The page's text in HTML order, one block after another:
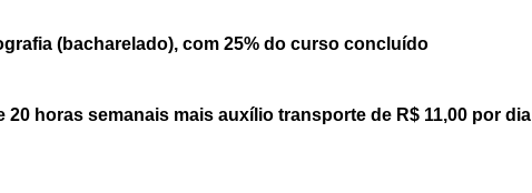
(bacharelado), com 25% do curso concluído
20 horas semanais mais auxílio transporte de R$ 11,00 por dia